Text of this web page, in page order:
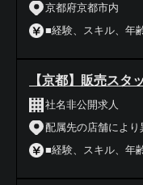
京都府京都市内
■経験、スキル、年
【京都】販売スタ
社名非公開求人
配属先の店舗により
■経験、スキル、年